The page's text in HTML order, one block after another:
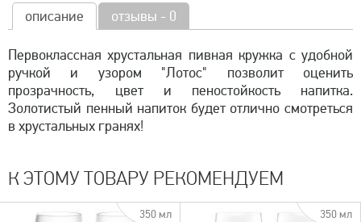
описание отзывы - 0
Первоклассная хрустальная пивная кружка с удобной
ручкой и узором "Лотос" позволит оценить
прозрачность, цвет и пеностойкость напитка.
Золотистый пенный напиток будет отлично смотреться
в хрустальных гранях!
К ЭТОМУ ТОВАРУ РЕКОМЕНДУЕМ
350 мл 350 мл